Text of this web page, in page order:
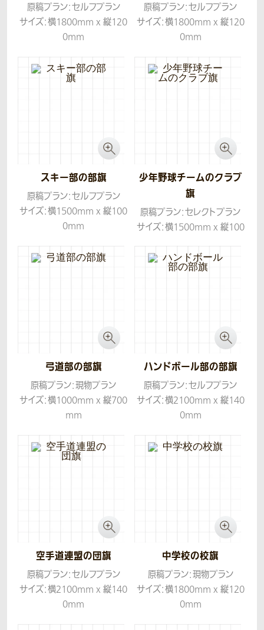
原稿プラン：セルフプラン
サイズ：横1800mm x 縦120
0mm
原稿プラン：セルフプラン
サイズ：横1800mm x 縦120
0mm
スキー部の部旗
原稿プラン：セルフプラン
サイズ：横1500mm x 縦100
0mm
少年野球チームのクラブ
旗
原稿プラン：セレクトプラン
サイズ：横1500mm x 縦100
生地：ツイル
弓道部の部旗
原稿プラン：現物プラン
サイズ：横1000mm x 縦700
mm
ハンドボール部の部旗
原稿プラン：セルフプラン
サイズ：横2100mm x 縦140
0mm
空手道連盟の団旗
原稿プラン：セルフプラン
サイズ：横2100mm x 縦140
0mm
中学校の校旗
原稿プラン：現物プラン
サイズ：横1800mm x 縦120
0mm